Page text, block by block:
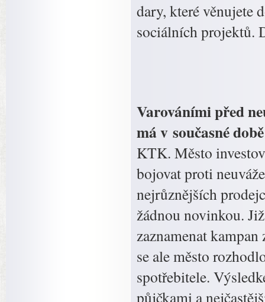
dary, které věnujete
sociálních projektů.
Varováními před
má v současné
KTK. Město
bojovat proti
nejrůznějších
žádnou novinkou.
zaznamenat
se ale město
spotřebitele.
půjčkami a